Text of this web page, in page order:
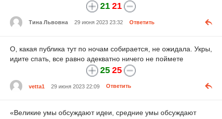
21 21
Тина Львовна 29 июня 2023 23:32 Ответить
О, какая публика тут по ночам собирается, не ожидала. Укры,
идите спать, все равно адекватно ничего не поймете
25 25
vetta1 29 июня 2023 22:09 Ответить
«Великие умы обсуждают идеи, средние умы обсуждают